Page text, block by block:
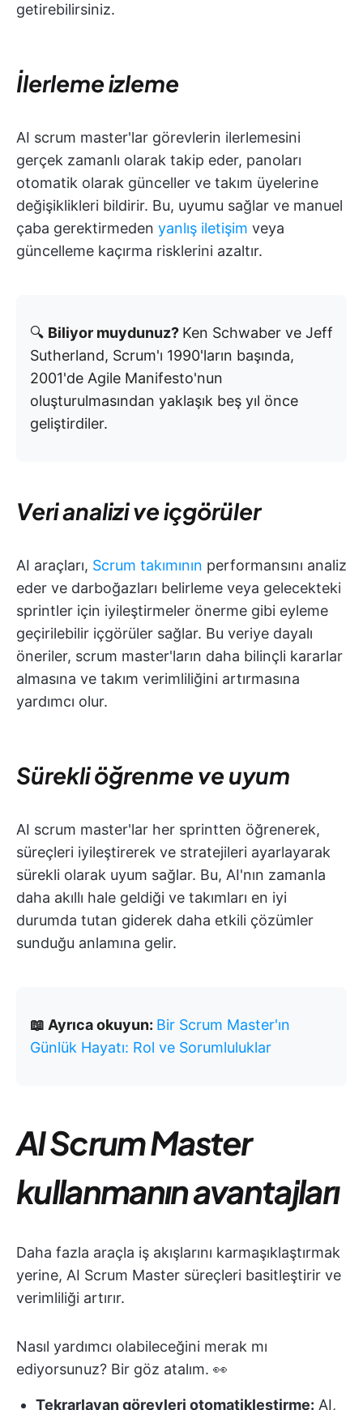
getirebilirsiniz.
İlerleme izleme
AI scrum master'lar görevlerin ilerlemesini
gerçek zamanlı olarak takip eder, panoları
otomatik olarak günceller ve takım üyelerine
değişiklikleri bildirir. Bu, uyumu sağlar ve manuel
çaba gerektirmeden yanlış iletişim veya
güncelleme kaçırma risklerini azaltır.
🔍 Biliyor muydunuz? Ken Schwaber ve Jeff
Sutherland, Scrum'ı 1990'ların başında,
2001'de Agile Manifesto'nun
oluşturulmasından yaklaşık beş yıl önce
geliştirdiler.
Veri analizi ve içgörüler
AI araçları, Scrum takımının performansını analiz
eder ve darboğazları belirleme veya gelecekteki
sprintler için iyileştirmeler önerme gibi eyleme
geçirilebilir içgörüler sağlar. Bu veriye dayalı
öneriler, scrum master'ların daha bilinçli kararlar
almasına ve takım verimliliğini artırmasına
yardımcı olur.
Sürekli öğrenme ve uyum
AI scrum master'lar her sprintten öğrenerek,
süreçleri iyileştirerek ve stratejileri ayarlayarak
sürekli olarak uyum sağlar. Bu, AI'nın zamanla
daha akıllı hale geldiği ve takımları en iyi
durumda tutan giderek daha etkili çözümler
sunduğu anlamına gelir.
📖 Ayrıca okuyun: Bir Scrum Master'ın
Günlük Hayatı: Rol ve Sorumluluklar
AI Scrum Master
kullanmanın avantajları
Daha fazla araçla iş akışlarını karmaşıklaştırmak
yerine, AI Scrum Master süreçleri basitleştirir ve
verimliliği artırır.
Nasıl yardımcı olabileceğini merak mı
ediyorsunuz? Bir göz atalım. 👀
Tekrarlayan görevleri otomatikleştirme: AI,